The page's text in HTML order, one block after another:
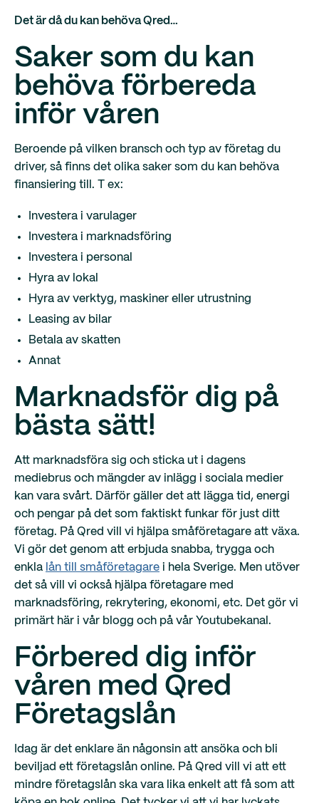
Det är då du kan behöva Qred…
Saker som du kan
behöva förbereda
inför våren
Beroende på vilken bransch och typ av företag du
driver, så finns det olika saker som du kan behöva
finansiering till. T ex:
Investera i varulager
Investera i marknadsföring
Investera i personal
Hyra av lokal
Hyra av verktyg, maskiner eller utrustning
Leasing av bilar
Betala av skatten
Annat
Marknadsför dig på
bästa sätt!
Att marknadsföra sig och sticka ut i dagens
mediebrus och mängder av inlägg i sociala medier
kan vara svårt. Därför gäller det att lägga tid, energi
och pengar på det som faktiskt funkar för just ditt
företag. På Qred vill vi hjälpa småföretagare att växa.
Vi gör det genom att erbjuda snabba, trygga och
enkla lån till småföretagare i hela Sverige. Men utöver
det så vill vi också hjälpa företagare med
marknadsföring, rekrytering, ekonomi, etc. Det gör vi
primärt här i vår blogg och på vår Youtubekanal.
Förbered dig inför
våren med Qred
Företagslån
Idag är det enklare än någonsin att ansöka och bli
beviljad ett företagslån online. På Qred vill vi att ett
mindre företagslån ska vara lika enkelt att få som att